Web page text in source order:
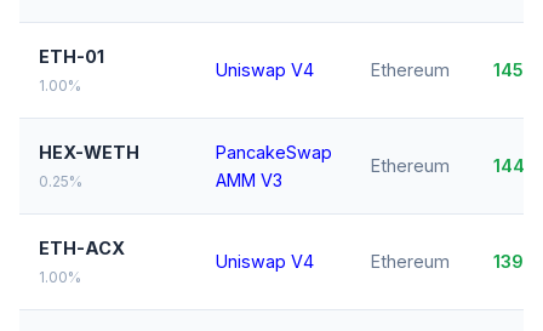
ETH-01
1.00%
Uniswap V4 Ethereum
HEX-WETH
0.25%
PancakeSwap
AMM V3
Ethereum
ETH-ACX
1.00%
Uniswap V4 Ethereum